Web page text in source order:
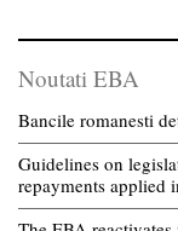
Noutati EBA
Bancile romanesti
Guidelines on
repayments applied